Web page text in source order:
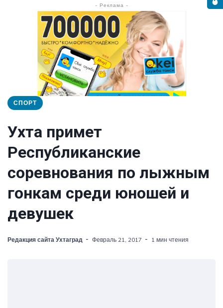
- Реклама -
СПОРТ
Ухта примет
Республиканские
соревнования по лыжным
гонкам среди юношей и
девушек
Редакция сайта Ухтаград Февраль 21, 2017 1 мин чтения